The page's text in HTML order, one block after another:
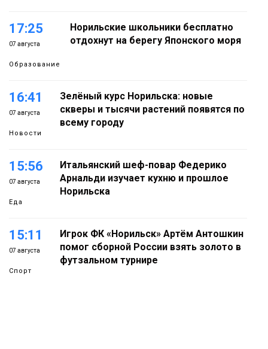
17:25
07 августа
Образование
Норильские школьники бесплатно
отдохнут на берегу Японского моря
16:41
07 августа
Новости
Зелёный курс Норильска: новые
скверы и тысячи растений появятся по
всему городу
15:56
07 августа
Еда
Итальянский шеф-повар Федерико
Арнальди изучает кухню и прошлое
Норильска
15:11
07 августа
Спорт
Игрок ФК «Норильск» Артём Антошкин
помог сборной России взять золото в
футзальном турнире